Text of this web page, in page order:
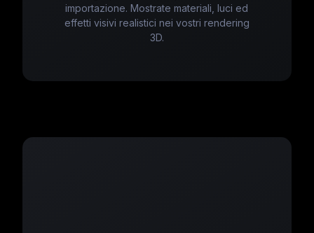
importazione. Mostrate materiali, luci ed
effetti visivi realistici nei vostri rendering
3D.